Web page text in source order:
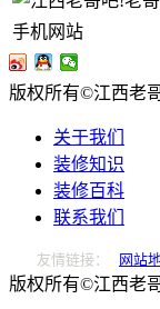
手机网站
版权所有©江西老
关于我们
装修知识
装修百科
联系我们
友情链接： 网站
版权所有©江西老